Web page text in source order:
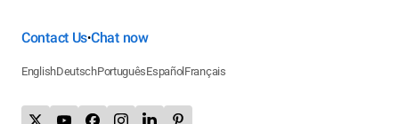
Contact Us•Chat now
EnglishDeutschPortuguêsEspañol Français